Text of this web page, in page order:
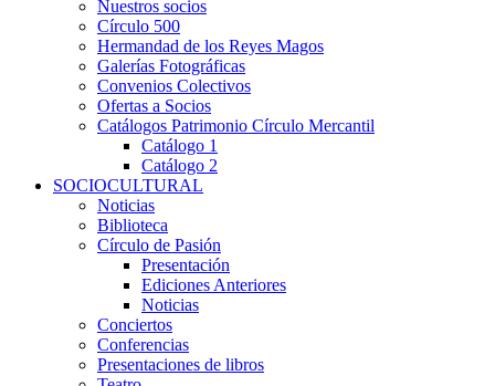
Nuestros socios
Círculo 500
Hermandad de los Reyes Magos
Galerías Fotográficas
Convenios Colectivos
Ofertas a Socios
Catálogos Patrimonio Círculo Mercantil
Catálogo 1
Catálogo 2
SOCIOCULTURAL
Noticias
Biblioteca
Círculo de Pasión
Presentación
Ediciones Anteriores
Noticias
Conciertos
Conferencias
Presentaciones de libros